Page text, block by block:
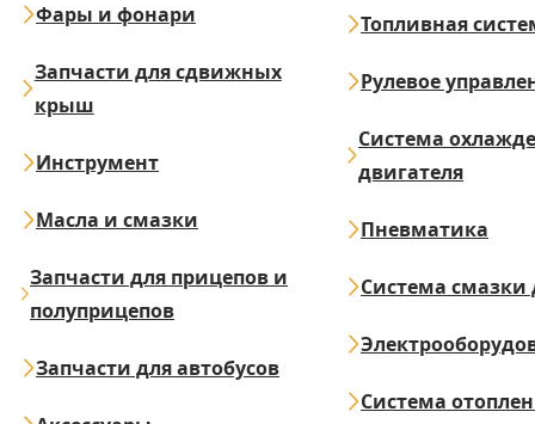
Фары и фонари
Запчасти для сдвижных
крыш
Инструмент
Масла и смазки
Запчасти для прицепов и
полуприцепов
Запчасти для автобусов
Топливная
Рулевое
Система
двигателя
Пневматика
Система смазки
Система